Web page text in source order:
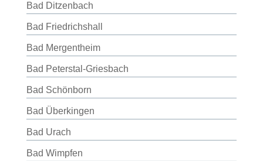
Bad Ditzenbach
Bad Friedrichshall
Bad Mergentheim
Bad Peterstal-Griesbach
Bad Schönborn
Bad Überkingen
Bad Urach
Bad Wimpfen